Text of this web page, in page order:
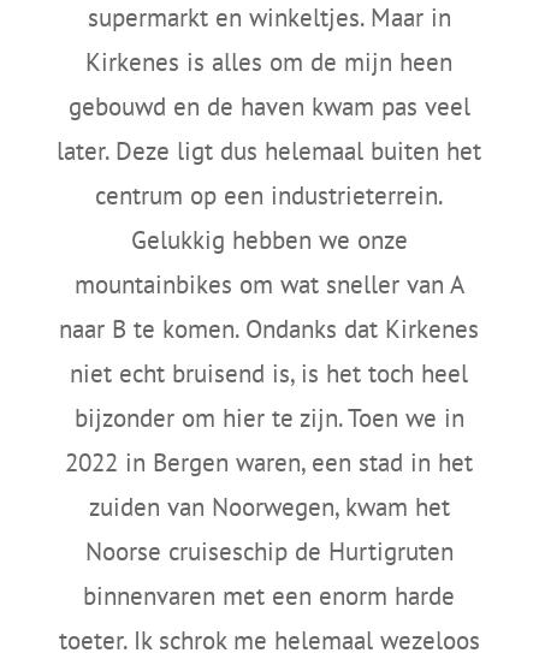
supermarkt en winkeltjes. Maar in
Kirkenes is alles om de mijn heen
gebouwd en de haven kwam pas veel
later. Deze ligt dus helemaal buiten het
centrum op een industrieterrein.
Gelukkig hebben we onze
mountainbikes om wat sneller van A
naar B te komen. Ondanks dat Kirkenes
niet echt bruisend is, is het toch heel
bijzonder om hier te zijn. Toen we in
2022 in Bergen waren, een stad in het
zuiden van Noorwegen, kwam het
Noorse cruiseschip de Hurtigruten
binnenvaren met een enorm harde
toeter. Ik schrok me helemaal wezeloos